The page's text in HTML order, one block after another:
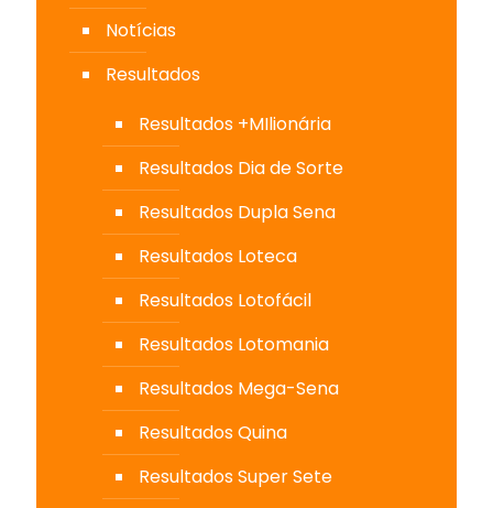
Notícias
Resultados
Resultados +MIlionária
Resultados Dia de Sorte
Resultados Dupla Sena
Resultados Loteca
Resultados Lotofácil
Resultados Lotomania
Resultados Mega-Sena
Resultados Quina
Resultados Super Sete